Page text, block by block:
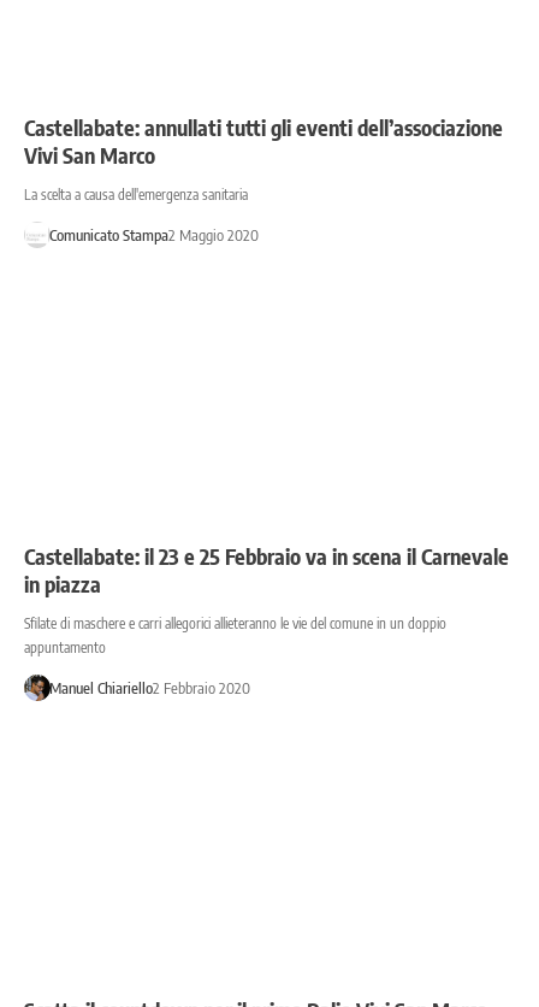
Castellabate: annullati tutti gli eventi dell’associazione
Vivi San Marco
La scelta a causa dell'emergenza sanitaria
Comunicato Stampa2 Maggio 2020
Castellabate: il 23 e 25 Febbraio va in scena il Carnevale
in piazza
Sfilate di maschere e carri allegorici allieteranno le vie del comune in un doppio
appuntamento
Manuel Chiariello2 Febbraio 2020